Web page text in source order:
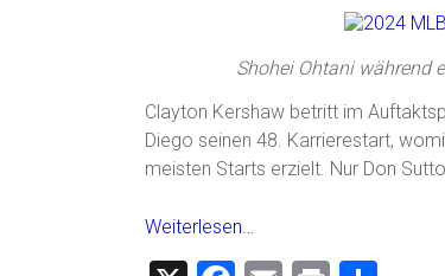
Shohei Ohtani während
Clayton Kershaw betritt im
Diego seinen 48. Karrierestart,
meisten Starts erzielt. Nur Don
Weiterlesen…